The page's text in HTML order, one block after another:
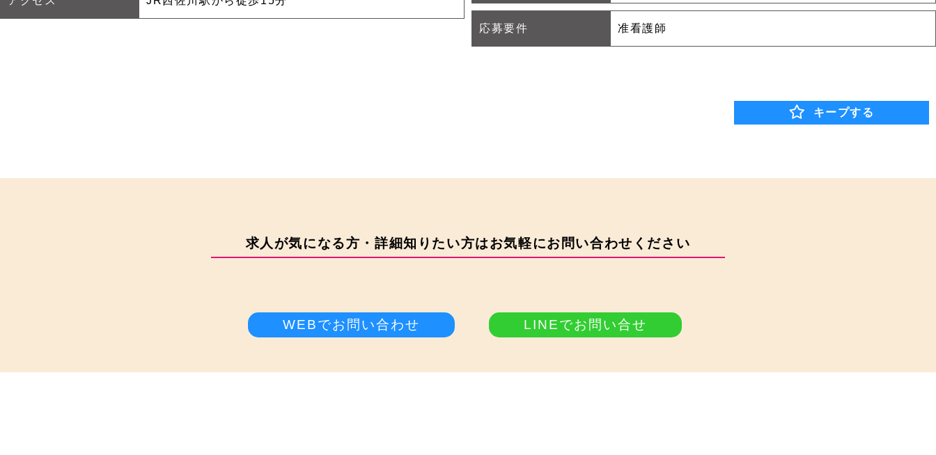
応募要件 准看護師
キープする
求人が気になる方・詳細知りたい方はお気軽にお問い合わせください
WEBでお問い合わせ LINEでお問い合せ